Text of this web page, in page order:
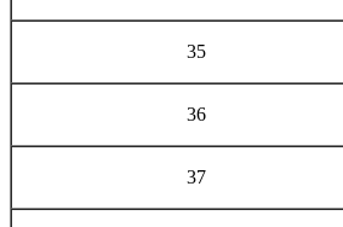
35
36
37